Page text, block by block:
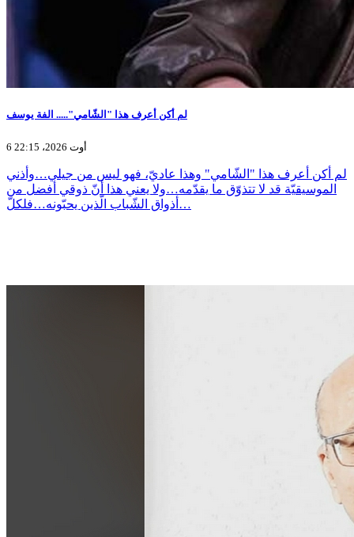
لم أكن أعرف هذا "الشّامي"..... الفة يوسف
6 أوت 2026، 22:15
لم أكن أعرف هذا "الشّامي" وهذا عاديّ، فهو ليس من جيلي…وأذني
الموسيقيّة قد لا تتذوّق ما يقدّمه…ولا يعني هذا أنّ ذوقي أفضل من
أذواق الشّباب الّذين يحبّونه…فلكلّ…